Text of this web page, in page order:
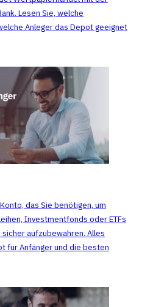
Lesen Sie, welche
Anleger das Depot geeignet
das Sie benötigen, um
Investmentfonds oder ETFs
aufzubewahren. Alles
für Anfänger und die besten